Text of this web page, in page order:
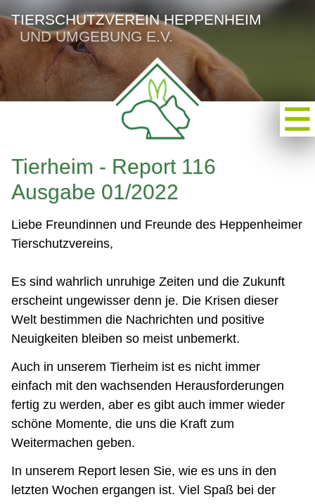
TIERSCHUTZVEREIN HEPPENHEIM
UND UMGEBUNG E.V.
Tierheim - Report 116
Ausgabe 01/2022
Liebe Freundinnen und Freunde des Heppenheimer
Tierschutzvereins,
Es sind wahrlich unruhige Zeiten und die Zukunft
erscheint ungewisser denn je. Die Krisen dieser
Welt bestimmen die Nachrichten und positive
Neuigkeiten bleiben so meist unbemerkt.
Auch in unserem Tierheim ist es nicht immer
einfach mit den wachsenden Herausforderungen
fertig zu werden, aber es gibt auch immer wieder
schöne Momente, die uns die Kraft zum
Weitermachen geben.
In unserem Report lesen Sie, wie es uns in den
letzten Wochen ergangen ist. Viel Spaß bei der